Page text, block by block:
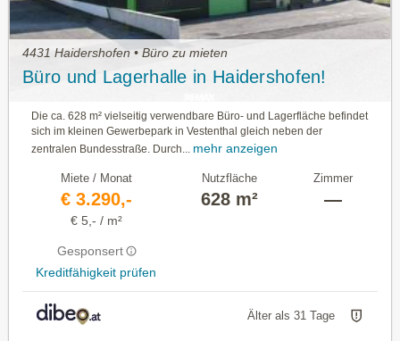
4431 Haidershofen • Büro zu mieten
Büro und Lagerhalle in Haidershofen!
Die ca. 628 m² vielseitig verwendbare Büro- und Lagerfläche befindet
sich im kleinen Gewerbepark in Vestenthal gleich neben der
zentralen Bundesstraße. Durch... mehr anzeigen
Miete / Monat
€ 3.290,-
€ 5,- / m²
Gesponsert
Kreditfähigkeit prüfen
Nutzfläche
628 m²
Zimmer
—
Älter als 31 Tage